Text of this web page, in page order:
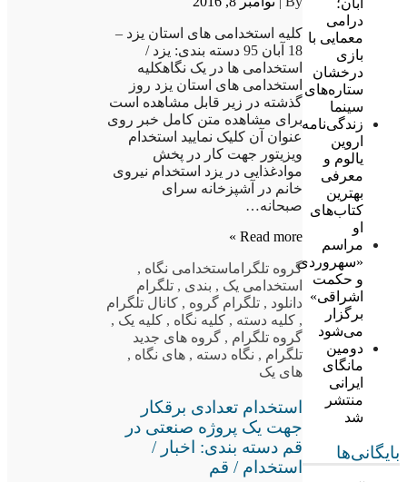
درامی
معمایی با
بازی
درخشان
ستاره‌های
سینما
زندگی‌نامه
اروین
یالوم و
معرفی
بهترین
کتاب‌های
او
مراسم
«سهروردی
و حکمت
اشراقی»
برگزار
می‌شود
دومین
مانگای
ایرانی
منتشر
شد
بایگانی‌ها
کلیه استخدامی های استان یزد –
18 آبان 95 دسته بندی: یزد /
استخدامی ها در یک نگاهکلیه
استخدامی های استان یزد روز
گذشته در زیر قابل مشاهده است
برای مشاهده متن کامل خبر روی
عنوان آن کلیک نمایید استخدام
ویزیتور جهت کار در پخش
موادغذایی در یزد استخدام نیروی
خانم در آشپزخانه سرای
صبحانه…
Read more »
گروه تلگراماستخدامی نگاه ,
استخدامی یک , بندی , تلگرام
دانلود , تلگرام گروه , کانال تلگرام
, کلیه دسته , کلیه نگاه , کلیه یک ,
گروه تلگرام , گروه های جدید
تلگرام , نگاه دسته , های نگاه ,
های یک
استخدام تعدادی برقکار
جهت یک پروژه صنعتی در
قم دسته بندی: اخبار /
استخدام / قم